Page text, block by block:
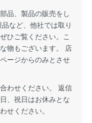
品、製品の販売をし
など、他社では取り
ひご覧ください。こ
物もございます。 店
ージからのみとさせ
わせください。 返信
、祝日はお休みとな
せください。